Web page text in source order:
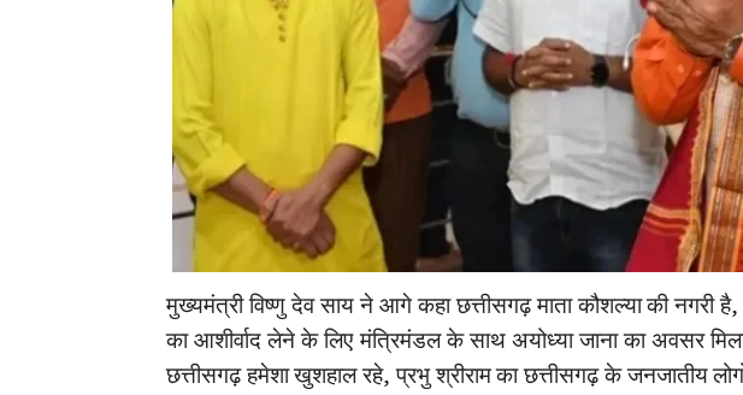
मुख्यमंत्री विष्णु देव साय ने आगे कहा छत्तीसगढ़ माता कौशल्या की नगरी
का आशीर्वाद लेने के लिए मंत्रिमंडल के साथ अयोध्या जाना का अवसर
छत्तीसगढ़ हमेशा खुशहाल रहे, प्रभु श्रीराम का छत्तीसगढ़ के जनजातीय